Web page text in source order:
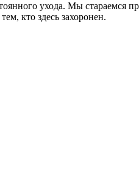
ухода. Мы стараемся
кто здесь захоронен.